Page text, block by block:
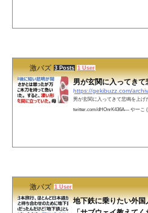
激バズ 3 Posts 1 User
男が玄関に入ってきて
https://gekibuzz.com/
男が玄関に入ってきて悲鳴を上げ
twitter.com/dHOnrK436A— やーこ
激バズ 1 User
地下鉄に乗りたい外